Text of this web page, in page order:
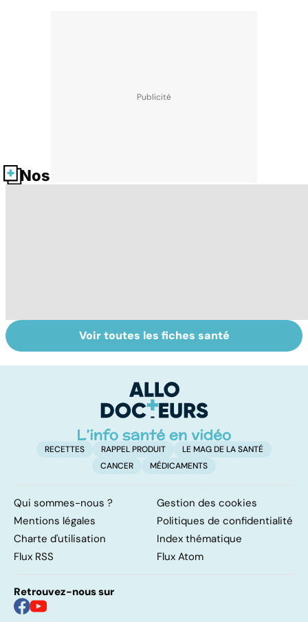
Nos fiches santé
Automne-hiver,
le temps de la
Tout savoir sur
les maux du froid
Voir toutes les fiches santé
RECETTES RAPPEL PRODUIT
LE MAG DE LA SANTÉ
CANCER
MÉDICAMENTS
Qui sommes-nous ?
Gestion des cookies
Mentions légales
Politiques de confidentialité
Charte d'utilisation
Index thématique
Flux RSS
Flux Atom
Retrouvez-nous sur